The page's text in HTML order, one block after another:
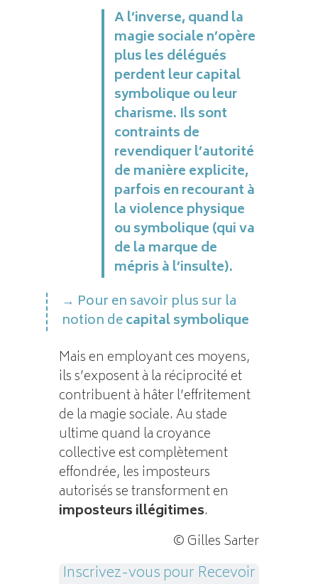
A l’inverse, quand la
magie sociale n’opère
plus les délégués
perdent leur capital
symbolique ou leur
charisme. Ils sont
contraints de
revendiquer l’autorité
de manière explicite,
parfois en recourant à
la violence physique
ou symbolique (qui va
de la marque de
mépris à l’insulte).
Pour en savoir plus sur la
notion decapital symbolique
Mais en employant ces moyens,
ils s’exposent à la réciprocité et
contribuent à hâter l’effritement
de la magie sociale. Au stade
ultime quand la croyance
collective est complètement
effondrée, les imposteurs
autorisés se transforment en
imposteurs illégitimes.
© Gilles Sarter
Inscrivez-vous pour Recevoir